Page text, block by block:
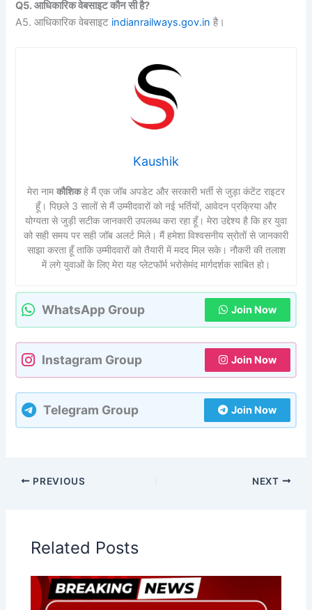
Q5. आधिकारिक वेबसाइट कौन सी है?
A5. आधिकारिक वेबसाइट indianrailways.gov.in है।
Kaushik
मेरा नामकौशिकहे मैं एक जॉब अपडेट और सरकारी भर्ती से जुड़ा कंटेंट राइटर
हूँ। पिछले 3 सालों से मैं उम्मीदवारों को नई भर्तियों, आवेदन प्रक्रिया और
योग्यता से जुड़ी सटीक जानकारी उपलब्ध करा रहा हूँ। मेरा उद्देश्य है कि हर युवा
को सही समय पर सही जॉब अलर्ट मिले। मैं हमेशा विश्वसनीय स्रोतों से जानकारी
साझा करता हूँ ताकि उम्मीदवारों को तैयारी में मदद मिल सके। नौकरी की तलाश
में लगे युवाओं के लिए मेरा यह प्लेटफॉर्म भरोसेमंद मार्गदर्शक साबित हो।
WhatsApp Group Join Now
Instagram Group Join Now
Telegram Group Join Now
PREVIOUS NEXT
Related Posts